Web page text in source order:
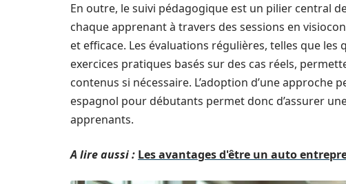
En outre, le suivi pédagogique est un pilier central
chaque apprenant à travers des sessions en
et efficace. Les évaluations régulières, telles que
exercices pratiques basés sur des cas réels,
contenus si nécessaire. L’adoption d’une approche
espagnol pour débutants permet donc d’assurer
apprenants.
A lire aussi : Les avantages d'être un auto